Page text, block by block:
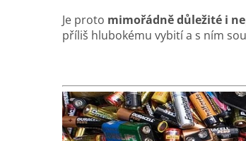
Je proto mimořádně důležité i
příliš hlubokému vybití a s ním